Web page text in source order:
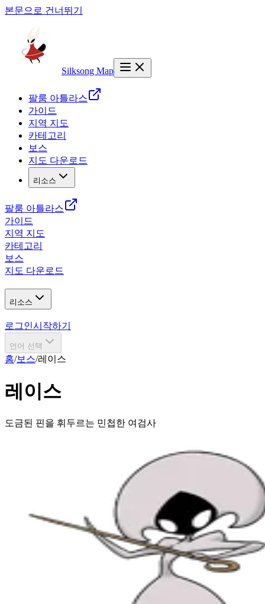
본문으로 건너뛰기
Silksong Map
팔룸 아틀라스
가이드
지역 지도
카테고리
보스
지도 다운로드
리소스
팔룸 아틀라스
가이드
지역 지도
카테고리
보스
지도 다운로드
리소스
로그인시작하기
언어 선택
홈/보스/레이스
레이스
도금된 핀을 휘두르는 민첩한 여검사